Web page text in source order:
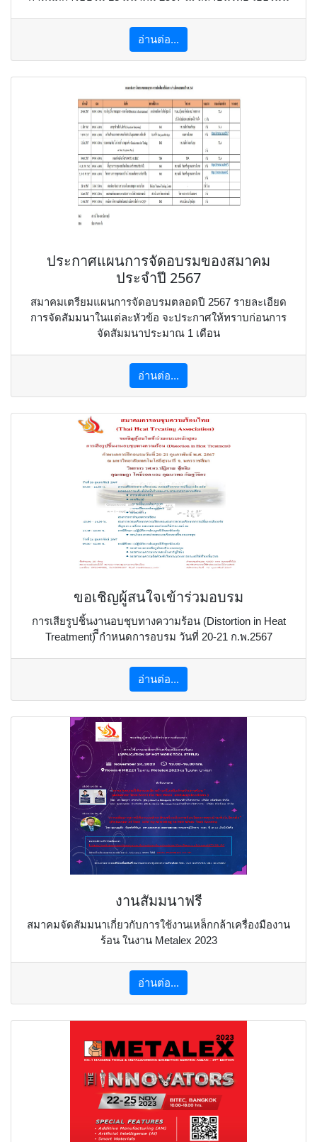
อ่านต่อ...
ประกาศแผนการจัดอบรมของสมาคม
ประจำปี 2567
สมาคมเตรียมแผนการจัดอบรมตลอดปี 2567 รายละเอียด
การจัดสัมมนาในแต่ละหัวข้อ จะประกาศให้ทราบก่อนการ
จัดสัมมนาประมาณ 1 เดือน
อ่านต่อ...
ขอเชิญผู้สนใจเข้าร่วมอบรม
การเสียรูปชิ้นงานอบชุบทางความร้อน (Distortion in Heat
Treatment) ีีกำหนดการอบรม วันที่ 20-21 ก.พ.2567
อ่านต่อ...
งานสัมมนาฟรี
สมาคมจัดสัมมนาเกี่ยวกับการใช้งานเหล็กกล้าเครื่องมืองาน
ร้อน ในงาน Metalex 2023
อ่านต่อ...